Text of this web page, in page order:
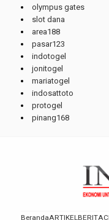
olympus gates
slot dana
area188
pasar123
indotogel
jonitogel
mariatogel
indosattoto
protogel
pinang168
BerandaARTIKELBERITA